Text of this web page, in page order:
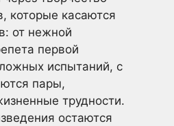
которые касаются
от нежной
первой
испытаний, с
пары,
трудности.
остаются